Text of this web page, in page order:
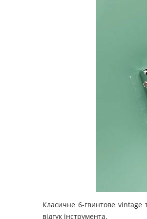
Класичне 6-гвинтове vintage
відгук інструмента.